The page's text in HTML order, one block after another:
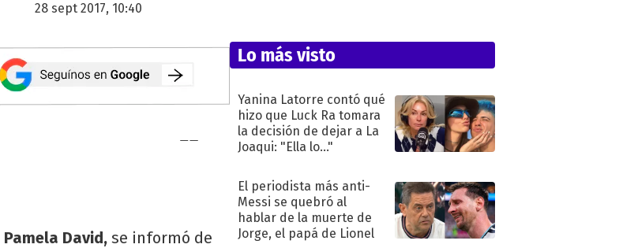
28 sept 2017, 10:40
Pamela David, se informó de
Lo más visto
Yanina Latorre contó qué
hizo que Luck Ra tomara
la decisión de dejar a La
Joaqui: "Ella lo..."
El periodista más anti-
Messi se quebró al
hablar de la muerte de
Jorge, el papá de Lionel